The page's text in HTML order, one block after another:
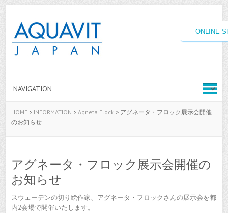
ONLINE
HOME> INFORMATION > Agneta Flock> アグネータ・フロック展示会開催
のお知らせ
アグネータ・フロック展示会開催の
お知らせ
スウェーデンの切り絵作家、アグネータ・フロックさんの展示会を都
内2会場で開催いたします。